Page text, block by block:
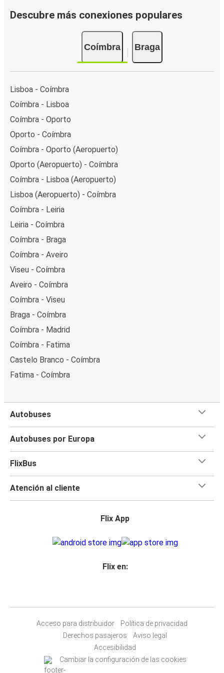
Descubre más conexiones populares
Coímbra Braga
Lisboa - Coímbra
Coímbra - Lisboa
Coímbra - Oporto
Oporto - Coímbra
Coímbra - Oporto (Aeropuerto)
Oporto (Aeropuerto) - Coímbra
Coímbra - Lisboa (Aeropuerto)
Lisboa (Aeropuerto) - Coímbra
Coímbra - Leiria
Leiria - Coímbra
Coímbra - Braga
Coímbra - Aveiro
Viseu - Coímbra
Aveiro - Coímbra
Coímbra - Viseu
Braga - Coímbra
Coímbra - Madrid
Coímbra - Fatima
Castelo Branco - Coímbra
Fatima - Coímbra
Autobuses
Autobuses por Europa
FlixBus
Atención al cliente
Flix App
Flix en:
Acceso para distribuidor
Política de privacidad
Derechos pasajeros
Aviso legal
Accesibilidad
Cambiar la configuración de las cookies